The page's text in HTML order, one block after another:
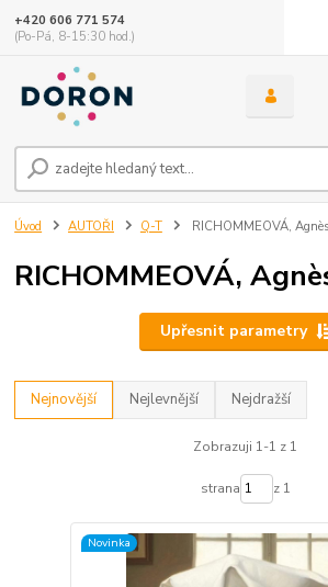
+420 606 771 574
(Po-Pá, 8-15:30 hod.)
Úvod AUTOŘI Q-T RICHOMMEOVÁ, Agnès
RICHOMMEOVÁ,
Upřesnit parametry
Nejnovější Nejlevnější Nejdražší
Zobrazuji 1-1 z 1
strana z 1
Novinka